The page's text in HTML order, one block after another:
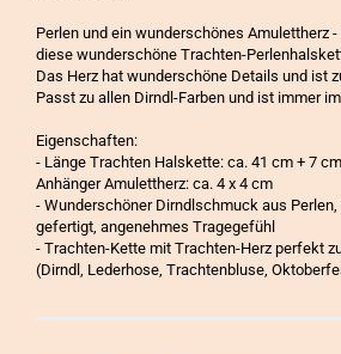
Perlen und ein wunderschönes Amulettherz
diese wunderschöne Trachten-
Das Herz hat wunderschöne Details und ist
Passt zu allen Dirndl-Farben und ist immer
Eigenschaften:
- Länge Trachten Halskette: ca. 41 cm + 7
Anhänger Amulettherz: ca. 4 x 4 cm
- Wunderschöner Dirndlschmuck aus
gefertigt, angenehmes Tragegefühl
- Trachten-Kette mit Trachten-Herz perfekt
(Dirndl, Lederhose, Trachtenbluse,